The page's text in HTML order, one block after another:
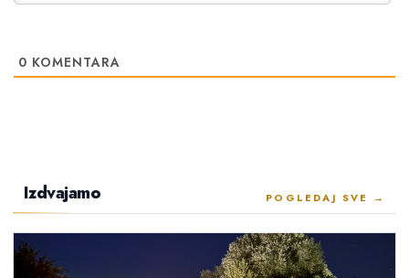
0 KOMENTARA
Izdvajamo POGLEDAJ SVE →